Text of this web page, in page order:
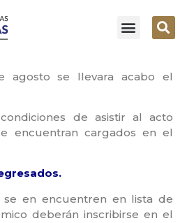
agosto se llevara acabo el
de asistir al acto
encuentran cargados en el
se en encuentren en lista de
deberán inscribirse en el